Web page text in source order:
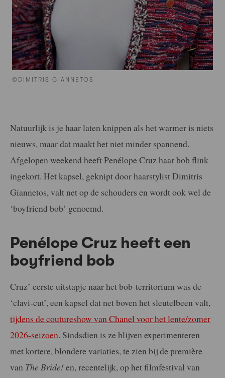
©DIMITRIS GIANNETOS
Natuurlijk is je haar laten knippen als het warmer is niets
nieuws, maar dat maakt het niet minder spannend.
Afgelopen weekend heeft Penélope Cruz haar bob flink
ingekort. Het kapsel, geknipt door haarstylist Dimitris
Giannetos, valt net op de schouders en wordt ook wel de
‘boyfriend bob’ genoemd.
Penélope Cruz heeft een
boyfriend bob
Cruz’ eerste uitstapje naar het bob-territorium was de
‘clavi-cut’, een kapsel dat net boven het sleutelbeen valt,
tijdens de coutureshow van Chanel voor het lente/zomer
2026-seizoen. Sindsdien is ze blijven experimenteren
met kortere, blondere variaties, te zien bij de première
van The Bride! en, recentelijk, op het filmfestival van